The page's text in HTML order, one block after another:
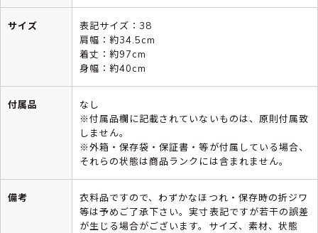
サイズ
表記サイズ：38
肩幅：約34.5cm
着丈：約97cm
身幅：約40cm
付属品
なし
※付属品欄に記載されていないものは、原則付属致
しません。
※外箱・保存袋・保証書・等が付属している場合、
それらの状態は商品ランクには含まれません。
備考
衣料品ですので、わずかなほつれ・保存時の折ジワ
等は予めご了承下さい。実寸表記ですが若干の誤差
が生じる場合がございます。サイズ、素材、状態